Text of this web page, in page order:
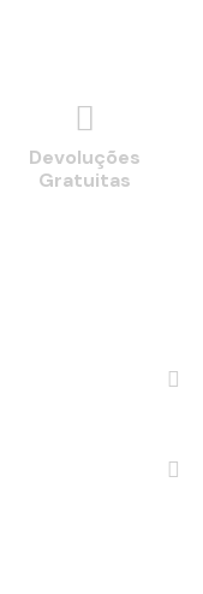
Devoluções
Gratuitas